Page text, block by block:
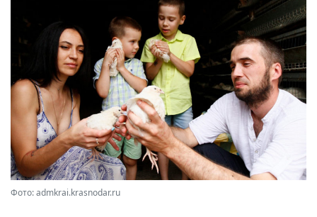
Фото: admkrai.krasnodar.ru